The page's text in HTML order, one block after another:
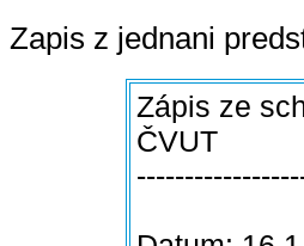
Zapis z jednani
Zápis ze
ČVUT